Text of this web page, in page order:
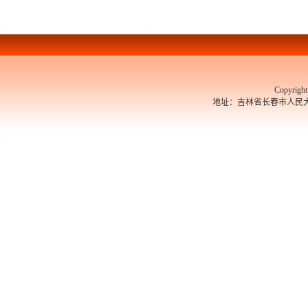
Copyright 东
地址：吉林省长春市人民